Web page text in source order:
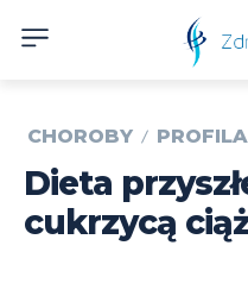
CHOROBY
Dieta
cukrzycą